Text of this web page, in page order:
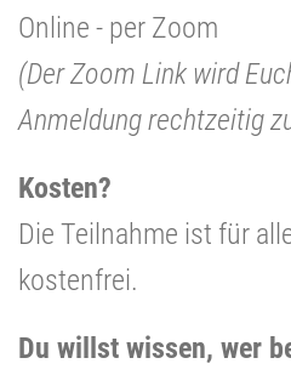
Online - per Zoom
(Der Zoom Link wird
Anmeldung rechtzeitig
Kosten?
Die Teilnahme ist für
kostenfrei.
Du willst wissen, wer